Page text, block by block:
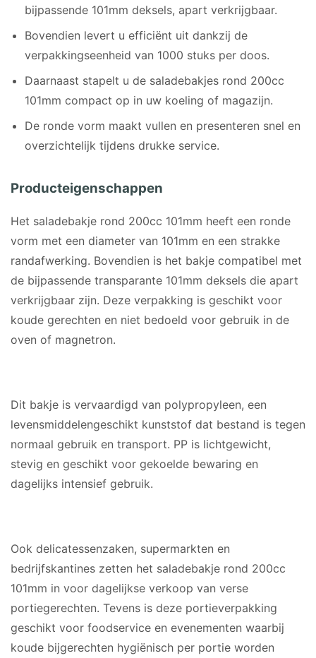
bijpassende 101mm deksels, apart verkrijgbaar.
Bovendien levert u efficiënt uit dankzij de
verpakkingseenheid van 1000 stuks per doos.
Daarnaast stapelt u de saladebakjes rond 200cc
101mm compact op in uw koeling of magazijn.
De ronde vorm maakt vullen en presenteren snel en
overzichtelijk tijdens drukke service.
Producteigenschappen
Het saladebakje rond 200cc 101mm heeft een ronde
vorm met een diameter van 101mm en een strakke
randafwerking. Bovendien is het bakje compatibel met
de bijpassende transparante 101mm deksels die apart
verkrijgbaar zijn. Deze verpakking is geschikt voor
koude gerechten en niet bedoeld voor gebruik in de
oven of magnetron.
Dit bakje is vervaardigd van polypropyleen, een
levensmiddelengeschikt kunststof dat bestand is tegen
normaal gebruik en transport. PP is lichtgewicht,
stevig en geschikt voor gekoelde bewaring en
dagelijks intensief gebruik.
Ook delicatessenzaken, supermarkten en
bedrijfskantines zetten het saladebakje rond 200cc
101mm in voor dagelijkse verkoop van verse
portiegerechten. Tevens is deze portieverpakking
geschikt voor foodservice en evenementen waarbij
koude bijgerechten hygiënisch per portie worden